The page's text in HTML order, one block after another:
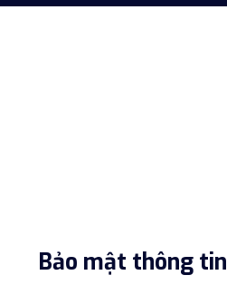
Bảo mật thông tin